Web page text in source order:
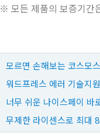
※ 모든 제품의 보증기간
모르면 손해보는 코스모
워드프레스 에러 기술지
너무 쉬운 나이스페이 바
무제한 라이센스로 최대